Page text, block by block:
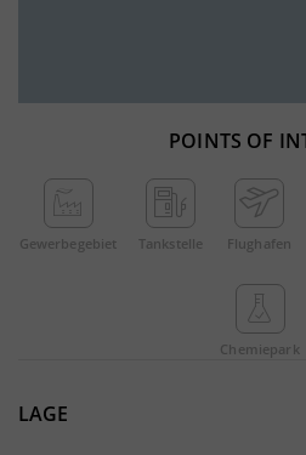
POINTS OF
Gewerbe­gebiet Tankstelle Flughafen
Chemie­park
LAGE